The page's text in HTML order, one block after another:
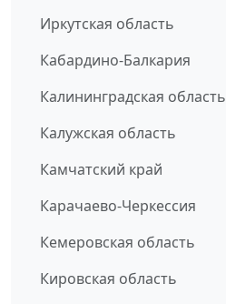
Иркутская область
Кабардино-Балкария
Калининградская область
Калужская область
Камчатский край
Карачаево-Черкессия
Кемеровская область
Кировская область